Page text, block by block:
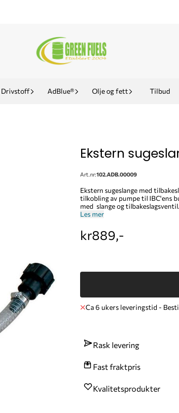
Drivstoff AdBlue® Olje og fett Tilbud
Ekstern
Art.nr:102.ADB.00009
Ekstern sugeslange med tilbakeslagsventil Dette produktet er egnet for:
tilkobling av pumpe til IBC'ens bunnuttak. Kuplingen skrus enkelt på
Les mer
kr889,-
Ca 6 ukers leveringstid -
Rask levering
Fast fraktpris
Kvalitetsprodukter